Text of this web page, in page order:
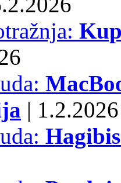
| 1.2.2026